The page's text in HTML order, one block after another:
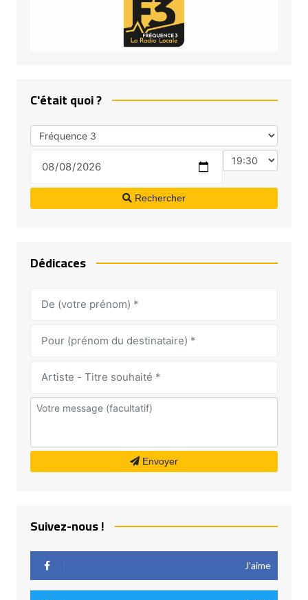
C'était quoi ?
Rechercher
Dédicaces
Envoyer
Suivez-nous !
J’aime